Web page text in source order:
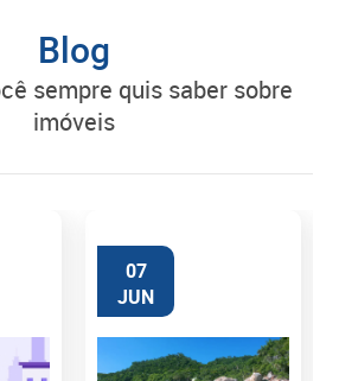
Blog
imóveis
07
JUN